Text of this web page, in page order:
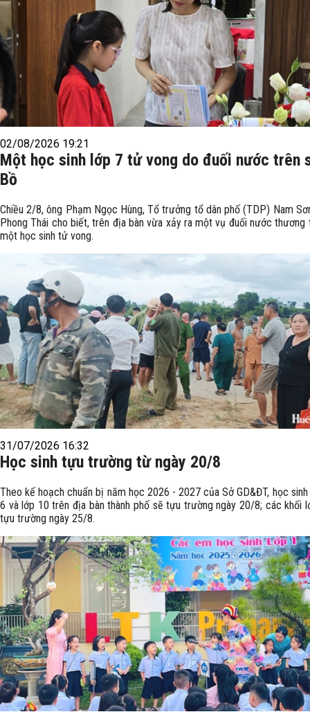
02/08/2026 19:21
Một học sinh lớp 7 tử vong do đuối nước trên
Bồ
Chiều 2/8, ông Phạm Ngọc Hùng, Tổ trưởng tổ dân phố (TDP) Nam
Phong Thái cho biết, trên địa bàn vừa xảy ra một vụ đuối nước thương
một học sinh tử vong.
31/07/2026 16:32
Học sinh tựu trường từ ngày 20/8
Theo kế hoạch chuẩn bị năm học 2026 - 2027 của Sở GD&ĐT, học
6 và lớp 10 trên địa bàn thành phố sẽ tựu trường ngày 20/8; các khối
tựu trường ngày 25/8.